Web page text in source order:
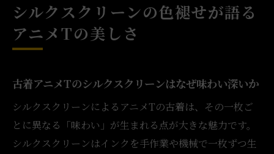
シルクスクリーンの色褪せが語る
アニメTの美しさ
古着アニメTのシルクスクリーンはなぜ味わい深いか
シルクスクリーンによるアニメTの古着は、その一枚ご
とに異なる「味わい」が生まれる点が大きな魅力です。
シルクスクリーンはインクを手作業や機械で一枚ずつ生